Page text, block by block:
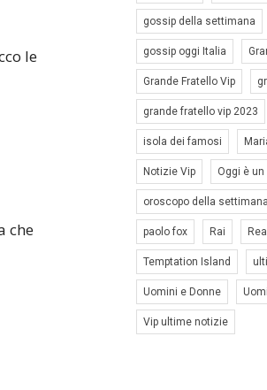
le
che
gossip della settimana
gossip oggi Italia
Grande Fratello Vip
grande fratello vip 2023
isola dei famosi
Notizie Vip Oggi è
oroscopo della settimana
paolo fox Rai
Temptation Island
Uomini e Donne
Vip ultime notizie